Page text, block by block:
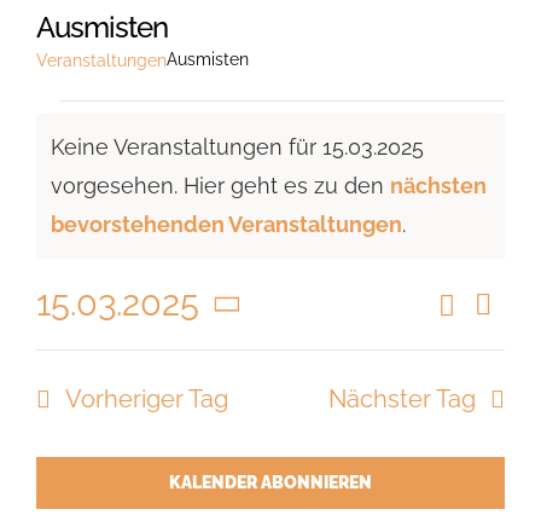
Ausmisten
VeranstaltungenAusmisten
für
15.03.2025
Hinweis
Keine Veranstaltungen für 15.03.2025
vorgesehen. Hier geht es zu den nächsten
bevorstehenden Veranstaltungen.
und
Suche
Tag
15.03.2025
Datum
wählen.
Vorheriger Tag Nächster Tag
KALENDER ABONNIEREN